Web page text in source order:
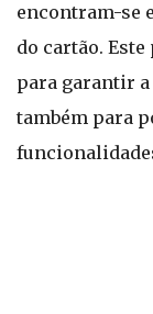
encontram-se
do cartão.
para garantir a
também para